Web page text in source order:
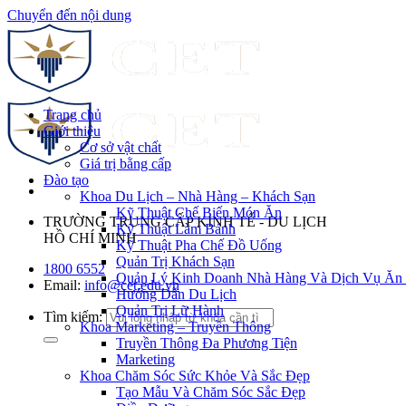
Chuyển đến nội dung
TRƯỜNG TRUNG CẤP KINH TẾ - DU LỊCH
HỒ CHÍ MINH
1800 6552
Email: info@cet.edu.vn
Tìm kiếm:
Trang chủ
Giới thiệu
Cơ sở vật chất
Giá trị bằng cấp
Đào tạo
Khoa Du Lịch – Nhà Hàng – Khách Sạn
Kỹ Thuật Chế Biến Món Ăn
Kỹ Thuật Làm Bánh
Kỹ Thuật Pha Chế Đồ Uống
Quản Trị Khách Sạn
Quản Lý Kinh Doanh Nhà Hàng Và Dịch Vụ Ăn
Hướng Dẫn Du Lịch
Quản Trị Lữ Hành
Khoa Marketing – Truyền Thông
Truyền Thông Đa Phương Tiện
Marketing
Khoa Chăm Sóc Sức Khỏe Và Sắc Đẹp
Tạo Mẫu Và Chăm Sóc Sắc Đẹp